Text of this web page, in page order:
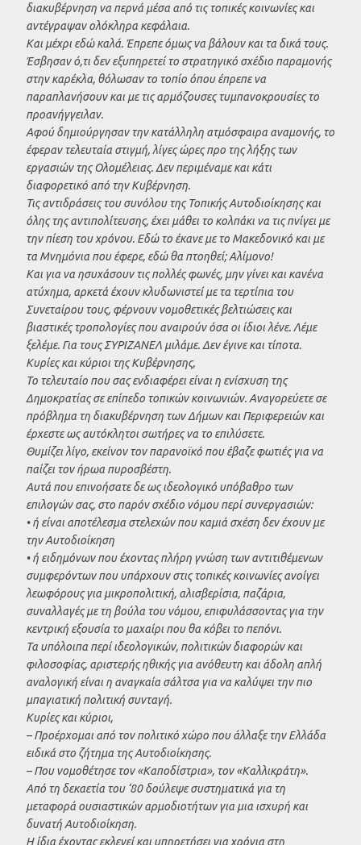
διακυβέρνηση να περνά μέσα από τις τοπικές κοινωνίες και
αντέγραψαν ολόκληρα κεφάλαια.
Και μέχρι εδώ καλά. Έπρεπε όμως να βάλουν και τα δικά τους.
Έσβησαν ό,τι δεν εξυπηρετεί το στρατηγικό σχέδιο παραμονής
στην καρέκλα, θόλωσαν το τοπίο όπου έπρεπε να
παραπλανήσουν και με τις αρμόζουσες τυμπανοκρουσίες το
προανήγγειλαν.
Αφού δημιούργησαν την κατάλληλη ατμόσφαιρα αναμονής, το
έφεραν τελευταία στιγμή, λίγες ώρες προ της λήξης των
εργασιών της Ολομέλειας. Δεν περιμέναμε και κάτι
διαφορετικό από την Κυβέρνηση.
Τις αντιδράσεις του συνόλου της Τοπικής Αυτοδιοίκησης και
όλης της αντιπολίτευσης, έχει μάθει το κολπάκι να τις πνίγει με
την πίεση του χρόνου. Εδώ το έκανε με το Μακεδονικό και με
τα Μνημόνια που έφερε, εδώ θα πτοηθεί; Αλίμονο!
Και για να ησυχάσουν τις πολλές φωνές, μην γίνει και κανένα
ατύχημα, αρκετά έχουν κλυδωνιστεί με τα τερτίπια του
Συνεταίρου τους, φέρνουν νομοθετικές βελτιώσεις και
βιαστικές τροπολογίες που αναιρούν όσα οι ίδιοι λένε. Λέμε
ξελέμε. Για τους ΣΥΡΙΖΑΝΕΛ μιλάμε. Δεν έγινε και τίποτα.
Κυρίες και κύριοι της Κυβέρνησης,
Το τελευταίο που σας ενδιαφέρει είναι η ενίσχυση της
Δημοκρατίας σε επίπεδο τοπικών κοινωνιών. Αναγορεύετε σε
πρόβλημα τη διακυβέρνηση των Δήμων και Περιφερειών και
έρχεστε ως αυτόκλητοι σωτήρες να το επιλύσετε.
Θυμίζει λίγο, εκείνον τον παρανοϊκό που έβαζε φωτιές για να
παίζει τον ήρωα πυροσβέστη.
Αυτά που επινοήσατε δε ως ιδεολογικό υπόβαθρο των
επιλογών σας, στο παρόν σχέδιο νόμου περί συνεργασιών:
• ή είναι αποτέλεσμα στελεχών που καμιά σχέση δεν έχουν με
την Αυτοδιοίκηση
• ή ειδημόνων που έχοντας πλήρη γνώση των αντιτιθέμενων
συμφερόντων που υπάρχουν στις τοπικές κοινωνίες ανοίγει
λεωφόρους για μικροπολιτική, αλισβερίσια, παζάρια,
συναλλαγές με τη βούλα του νόμου, επιφυλάσσοντας για την
κεντρική εξουσία το μαχαίρι που θα κόβει το πεπόνι.
Τα υπόλοιπα περί ιδεολογικών, πολιτικών διαφορών και
φιλοσοφίας, αριστερής ηθικής για ανόθευτη και άδολη απλή
αναλογική είναι η αναγκαία σάλτσα για να καλύψει την πιο
μπαγιατική πολιτική συνταγή.
Κυρίες και κύριοι,
– Προέρχομαι από τον πολιτικό χώρο που άλλαξε την Ελλάδα
ειδικά στο ζήτημα της Αυτοδιοίκησης.
– Που νομοθέτησε τον «Καποδίστρια», τον «Καλλικράτη».
Από τη δεκαετία του ‘80 δούλεψε συστηματικά για τη
μεταφορά ουσιαστικών αρμοδιοτήτων για μια ισχυρή και
δυνατή Αυτοδιοίκηση.
Η ίδια έχοντας εκλεγεί και υπηρετήσει για χρόνια στη